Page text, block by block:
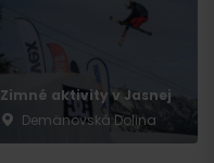
Zimné aktivity v Jasnej
Demänovská Dolina